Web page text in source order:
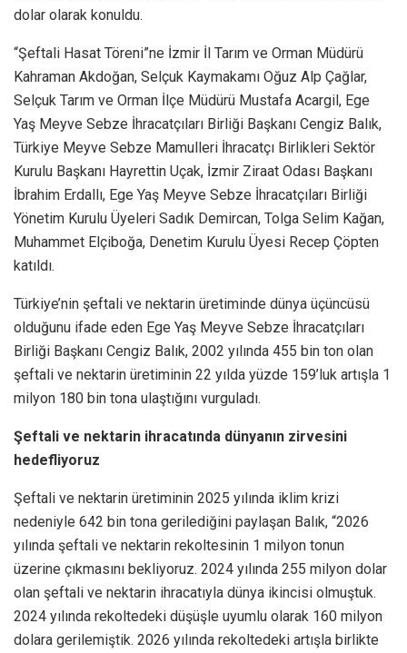
dolar olarak konuldu.
“Şeftali Hasat Töreni”ne İzmir İl Tarım ve Orman Müdürü
Kahraman Akdoğan, Selçuk Kaymakamı Oğuz Alp Çağlar,
Selçuk Tarım ve Orman İlçe Müdürü Mustafa Acargil, Ege
Yaş Meyve Sebze İhracatçıları Birliği Başkanı Cengiz Balık,
Türkiye Meyve Sebze Mamulleri İhracatçı Birlikleri Sektör
Kurulu Başkanı Hayrettin Uçak, İzmir Ziraat Odası Başkanı
İbrahim Erdallı, Ege Yaş Meyve Sebze İhracatçıları Birliği
Yönetim Kurulu Üyeleri Sadık Demircan, Tolga Selim Kağan,
Muhammet Elçiboğa, Denetim Kurulu Üyesi Recep Çöpten
katıldı.
Türkiye’nin şeftali ve nektarin üretiminde dünya üçüncüsü
olduğunu ifade eden Ege Yaş Meyve Sebze İhracatçıları
Birliği Başkanı Cengiz Balık, 2002 yılında 455 bin ton olan
şeftali ve nektarin üretiminin 22 yılda yüzde 159’luk artışla 1
milyon 180 bin tona ulaştığını vurguladı.
Şeftali ve nektarin ihracatında dünyanın zirvesini
hedefliyoruz
Şeftali ve nektarin üretiminin 2025 yılında iklim krizi
nedeniyle 642 bin tona gerilediğini paylaşan Balık, “2026
yılında şeftali ve nektarin rekoltesinin 1 milyon tonun
üzerine çıkmasını bekliyoruz. 2024 yılında 255 milyon dolar
olan şeftali ve nektarin ihracatıyla dünya ikincisi olmuştuk.
2024 yılında rekoltedeki düşüşle uyumlu olarak 160 milyon
dolara gerilemiştik. 2026 yılında rekoltedeki artışla birlikte